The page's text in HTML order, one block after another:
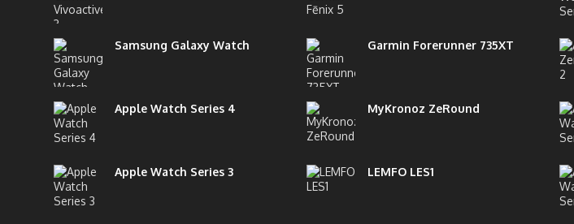
Samsung Galaxy Watch
Apple Watch Series 4
Apple Watch Series 3
Garmin Forerunner 735XT
MyKronoz ZeRound
LEMFO LES1